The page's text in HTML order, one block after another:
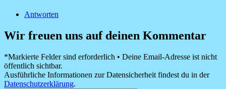
ClaudiaAntworten
Wir freuen uns auf deinen Kommentar
*Markierte Felder sind erforderlich • Deine Email-Adresse ist nicht
öffentlich sichtbar.
Ausführliche Informationen zur Datensicherheit findest du in der
Datenschutzerklärung.